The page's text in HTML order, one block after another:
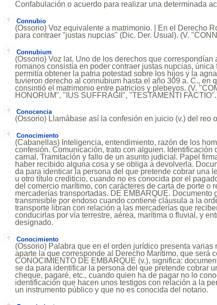
Confabulación o acuerdo para realizar una determinada
Connubio
(Ossorio) Voz equivalente a matrimonio. | En el Derecho
para contraer "justas nupcias" (Dic. Der. Usual). (V.
Connubium
(Ossorio) Voz lat. Uno de los derechos que correspondían
romanos consistía en poder contraer justas nupcias,
permitía obtener la patria potestad sobre los hijos y la
tuvieron derecho al connubium hasta el año 309 a. C., en
consintió el matrimonio entre patricios y plebeyos. (V.
HONORUM", "IUS SUFFRAGII", "TESTAMENTI
Conocencia
(Ossorio) Llamábase así la confesión en juicio (v.) del reo
Conocimiento
(Cabanellas) Inteligencia, entendimiento, razón de los
confesión. Comunicación, trato con alguien. Identificación
carnal. Tramitación y fallo de un asunto judicial. Papel
haber recibido alguna cosa y se obliga a devolverla.
da para identicar la persona del que pretende cobrar una
u otro título crediticio, cuando no es conocida por el
del comercio marítimo, con carácteres de carta de porte o
mercaderías transportadas. DE EMBARQUE. Documento
transmisible por endoso cuando contiene cláusula a la
transporte libran con relación a las mercaderías que
conducirlas por vía terrestre, aérea, marítima o fluvial, y
designado.
Conocimiento
(Ossorio) Palabra que en el orden jurídico presenta
aparte la que corresponde al Derecho Marítimo, que será
CONOCIMIENTO DE EMBARQUE (v.), significa:
se da para identificar la persona del que pretende cobrar
cheque, pagaré, etc., cuando quien ha de pagar no lo
identificación que hacen unos testigos con relación a la
un instrumento público y que no es conocida del notario.